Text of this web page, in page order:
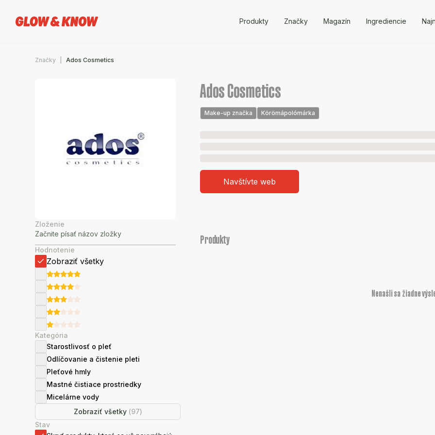
Produkty Značky Magazín Ingrediencie
Značky Ados Cosmetics
Zloženie
Hodnotenie
Zobraziť všetky
Kategória
Starostlivosť o pleť
Odlíčovanie a čistenie pleti
Pleťové hmly
Mastné čistiace prostriedky
Micelárne vody
Zobraziť všetky (97)
Stav
Ados Cosmetics
Make-up značka Körömápolómárka
Navštívte web
Produkty
Nenašli sa žiadne